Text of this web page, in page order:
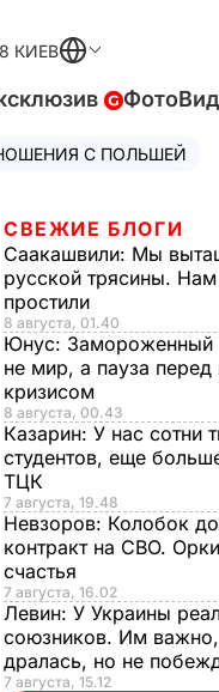
КИЕВ
Фото
С ПОЛЬШЕЙ
СВЕЖИЕ БЛОГИ
Саакашвили: Мы
русской трясины. Нам
простили
8 августа, 01.40
Юнус: Замороженный
не мир, а пауза
кризисом
8 августа, 00.43
Казарин: У нас сотни
студентов, еще
ТЦК
7 августа, 19.48
Невзоров: Колобок
контракт на СВО.
счастья
7 августа, 16.02
Левин: У Украины
союзников. Им
дралась, но не
7 августа, 15.12